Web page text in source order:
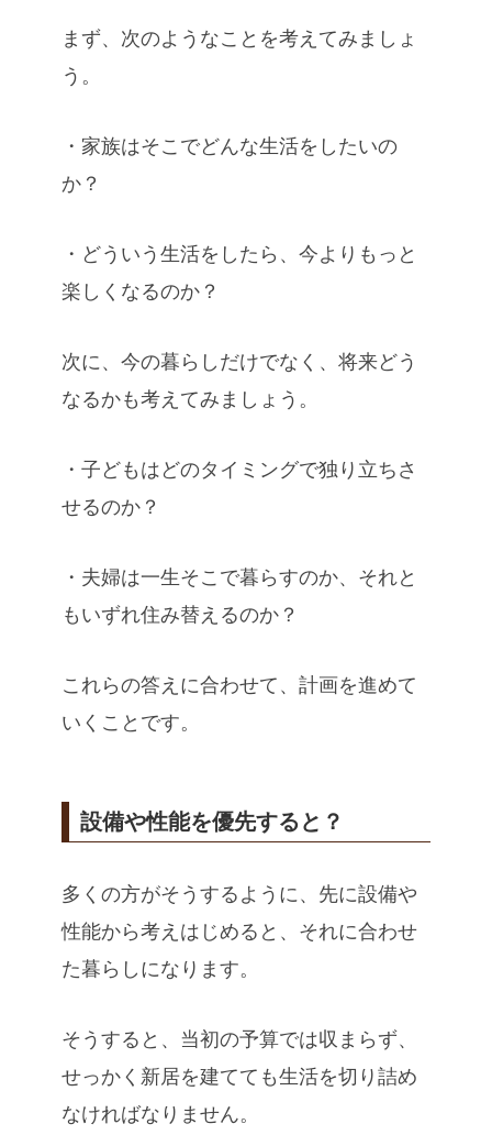
まず、次のようなことを考えてみましょ
う。
・家族はそこでどんな生活をしたいの
か？
・どういう生活をしたら、今よりもっと
楽しくなるのか？
次に、今の暮らしだけでなく、将来どう
なるかも考えてみましょう。
・子どもはどのタイミングで独り立ちさ
せるのか？
・夫婦は一生そこで暮らすのか、それと
もいずれ住み替えるのか？
これらの答えに合わせて、計画を進めて
いくことです。
設備や性能を優先すると？
多くの方がそうするように、先に設備や
性能から考えはじめると、それに合わせ
た暮らしになります。
そうすると、当初の予算では収まらず、
せっかく新居を建てても生活を切り詰め
なければなりません。